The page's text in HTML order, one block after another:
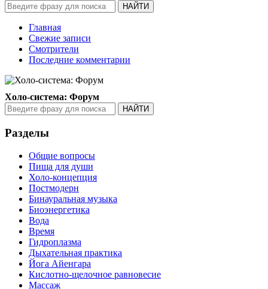
Главная
Свежие записи
Смотрители
Последние комментарии
Холо-система: Форум
Разделы
Общие вопросы
Пища для души
Холо-концепция
Постмодерн
Бинауральная музыка
Биоэнергетика
Вода
Время
Гидроплазма
Дыхательная практика
Йога Айенгара
Кислотно-щелочное равновесие
Массаж